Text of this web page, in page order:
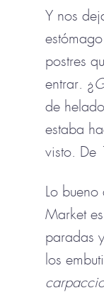
Y nos
postres
entrar. ¿
de
estaba
visto. De
Lo
Market
paradas
los